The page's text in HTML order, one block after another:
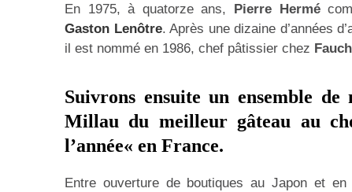
En 1975, à quatorze ans, Pierre Hermé
Gaston Lenôtre. Après une dizaine d’années
il est nommé en 1986, chef pâtissier chez
Suivrons ensuite un ensemble
Millau du meilleur gâteau au
l’année« en France.
Entre ouverture de boutiques au Japon et